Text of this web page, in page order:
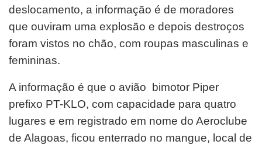
deslocamento, a informação é de moradores
que ouviram uma explosão e depois destroços
foram vistos no chão, com roupas masculinas e
femininas.
A informação é que o avião bimotor Piper
prefixo PT-KLO, com capacidade para quatro
lugares e em registrado em nome do Aeroclube
de Alagoas, ficou enterrado no mangue, local de